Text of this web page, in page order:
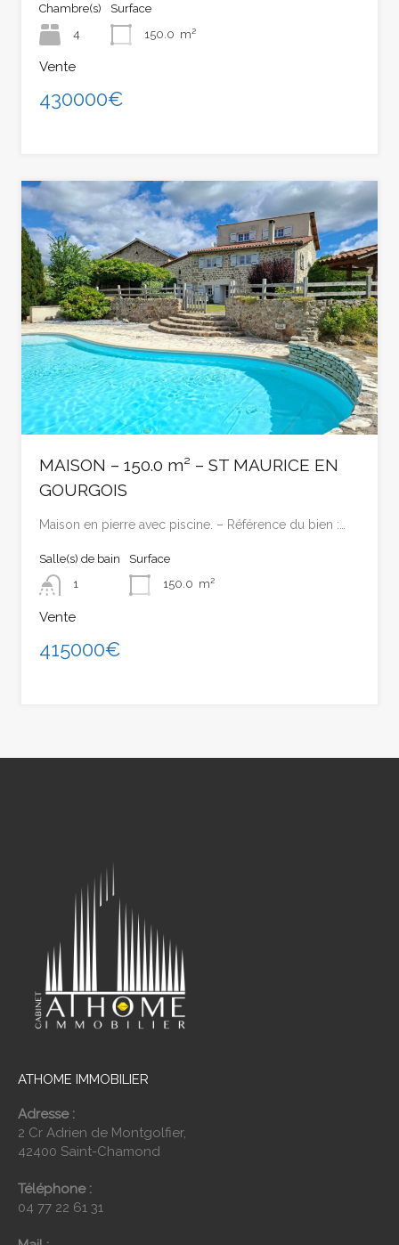
Chambre(s)
4
Surface
150.0 m²
Vente
430000€
MAISON – 150.0 m² – ST MAURICE EN
GOURGOIS
Maison en pierre avec piscine. – Référence du bien :…
Salle(s) de bain
1
Surface
150.0 m²
Vente
415000€
ATHOME IMMOBILIER
Adresse :
2 Cr Adrien de Montgolfier,
42400 Saint-Chamond
Téléphone :
04 77 22 61 31